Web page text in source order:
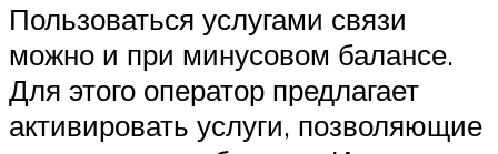
Пользоваться услугами связи
можно и при минусовом балансе.
Для этого оператор предлагает
активировать услуги, позволяющие